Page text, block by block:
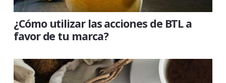
¿Cómo utilizar las acciones de BTL a
favor de tu marca?